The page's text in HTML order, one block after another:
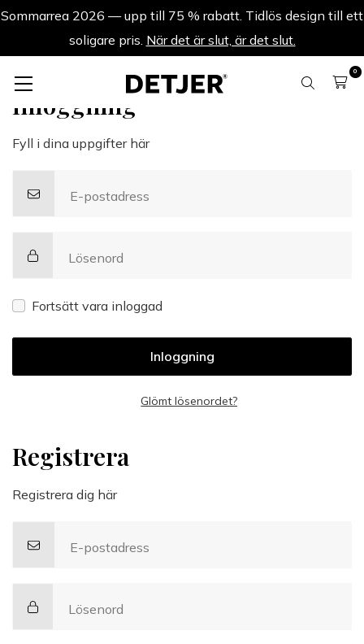
Sommarrea 2026 — upp till 75 % rabatt. Tidlös design till ett
soligare pris. När det är slut, är det slut.
0
Inloggning
Fyll i dina uppgifter här
E-postadress
Lösenord
Fortsätt vara inloggad
Inloggning
Glömt lösenordet?
Registrera
Registrera dig här
E-postadress
Lösenord